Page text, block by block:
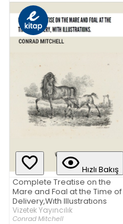
Hızlı Bakış
Complete Treatise on the
Mare and Foal at the Time of
Delivery,Wıth Illustratıons
Vizetek Yayıncılık
Conrad Mitchell